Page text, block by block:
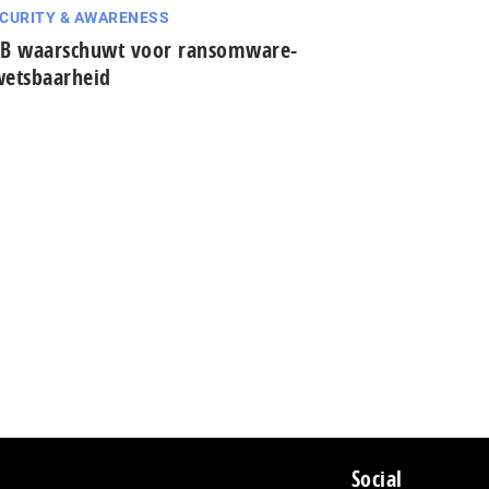
& AWARENESS
waarschuwt voor ransomware-
Social